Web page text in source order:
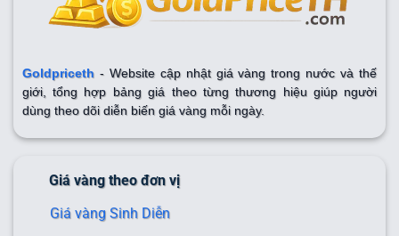
Goldpriceth- Website cập nhật giá vàng trong nước và thế
giới, tổng hợp bảng giá theo từng thương hiệu giúp người
dùng theo dõi diễn biến giá vàng mỗi ngày.
Giá vàng theo đơn vị
Giá vàng Sinh Diễn